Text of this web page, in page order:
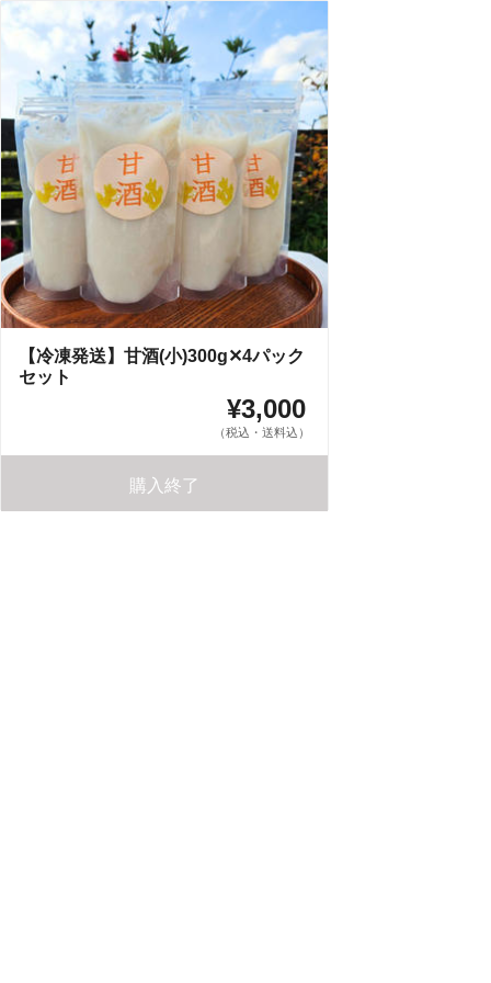
【冷凍発送】甘酒(小)300g✕4パック
セット
¥3,000
（税込・送料込）
購入終了